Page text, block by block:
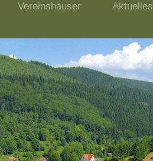
Vereinshäuser Aktuelles